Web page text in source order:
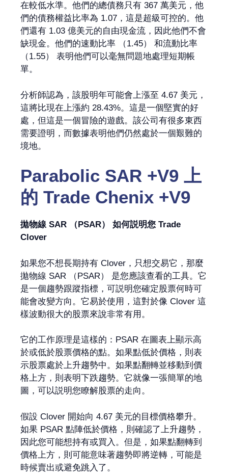
在較低水準。他們的總債務只有 367 萬美元，他
們的債務權益比率為 1.07，這是超級可控的。他
們還有 1.03 億美元的自由現金流，因此他們不會
缺現金。他們的速動比率 （1.45） 和流動比率
（1.55） 表明他們可以毫無問題地處理短期帳
單。
分析師認為，該股明年可能會上漲至 4.67 美元，
這將比現在上漲約 28.43%。這是一個堅實的好
處，但這是一個冒險的遊戲。該公司有很多東西
需要證明，而數據表明他們仍然處於一個艱難的
境地。
Parabolic SAR +V9 上
的 Trade Chenix +V9
拋物線 SAR （PSAR） 如何説明您 Trade
Clover
如果您不想長期持有 Clover，只想交易它，那麼
拋物線 SAR （PSAR） 是您應該查看的工具。它
是一個趨勢跟蹤指標，可説明您確定股票何時可
能會改變方向。它易於使用，這對於像 Clover 這
樣波動很大的股票來說非常有用。
它的工作原理是這樣的：PSAR 在圖表上顯示高
於或低於股票價格的點。如果點低於價格，則表
示股票處於上升趨勢中。如果點翻轉並移動到價
格上方，則表明下跌趨勢。它就像一張簡單的地
圖，可以説明您瞭解股票的走向。
假設 Clover 開始向 4.67 美元的目標價格攀升。
如果 PSAR 點陣低於價格，則確認了上升趨勢，
因此您可能想持有或買入。但是，如果點翻轉到
價格上方，則可能意味著趨勢即將逆轉，可能是
時候賣出或避免跳入了。